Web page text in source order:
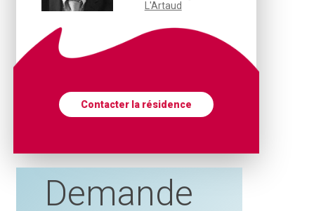
L'Artaud
Contacter la résidence
Demande